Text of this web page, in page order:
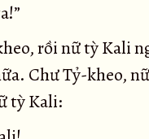
rồi nữ tỳ Kali
Chư Tỷ-kheo,
tỳ Kali: